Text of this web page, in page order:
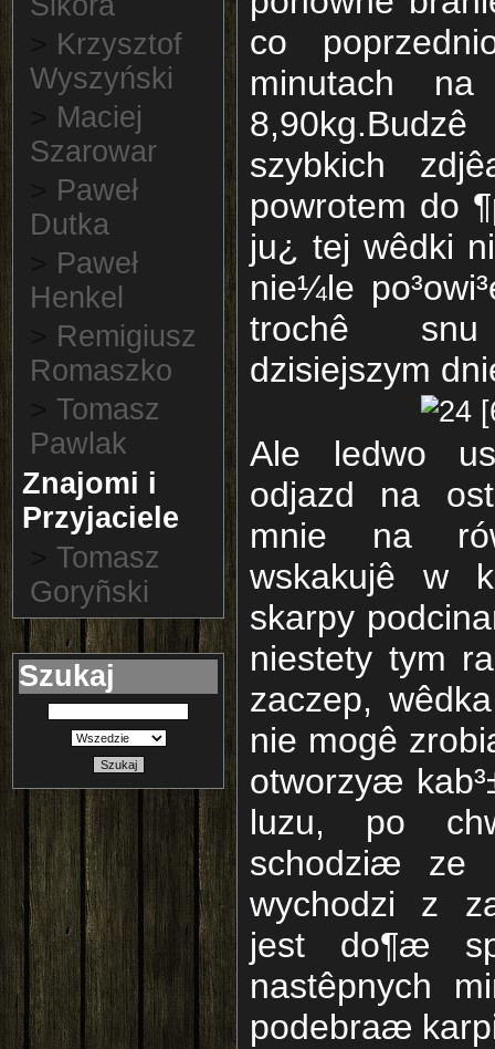
Krzysztof
Wyszyński
Maciej
Szarowar
Paweł
Dutka
Paweł
Henkel
Remigiusz
Romaszko
Tomasz
Pawlak
Znajomi i
Przyjaciele
Tomasz
Goryñski
Szukaj
Szukaj
co
minutach
szybkich
powrotem do
ju¿ tej wêdki
nie¼le
trochê
dzisiejszym
Ale ledwo
odjazd na
mnie na
wskakujê w
skarpy
niestety tym
zaczep,
nie mogê
otworzyæ
luzu, po
schodziæ ze
wychodzi z
jest do¶æ
nastêpnych
podebraæ